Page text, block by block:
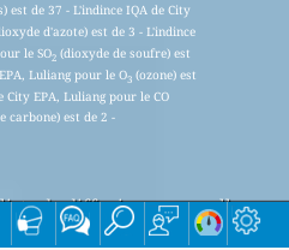
est de 37 - L'indince IQA de City
d'azote) est de 3 - L'indince
le SO2 (dioxyde de soufre) est
Luliang pour le O3 (ozone) est
City EPA, Luliang pour le CO
carbone) est de 2 -
de diffusion mensuelle
de nouveaux articles